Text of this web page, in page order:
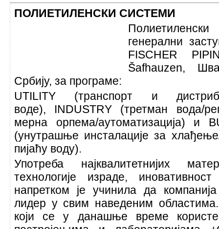
ПОЛИЕТИЛЕНСКИ СИСТЕМИ
генерални
FISCHER
Šafhauzen,
Србију, за програме:
UTILITY (транспорт и
воде), INDUSTRY (третман вода/
мерна орпема/аутоматизација) и
(унутрашње инсталације за
пијаћу воду).
Употреба најквалитетнијих
технологије израде,
напретком је учинила да
лидер у свим наведеним
који се у данашње време